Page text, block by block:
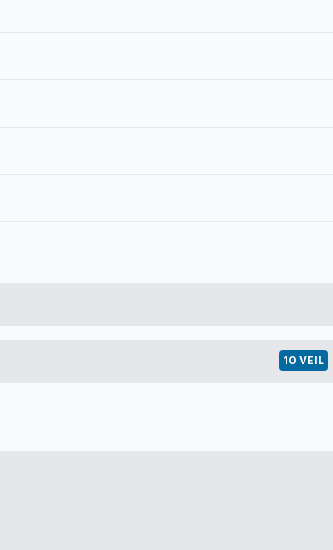
10 VEIL